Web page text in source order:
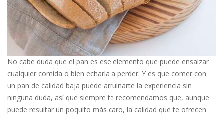
No cabe duda que el pan es ese elemento que puede ensalzar
cualquier comida o bien echarla a perder. Y es que comer con
un pan de calidad baja puede arruinarte la experiencia sin
ninguna duda, así que siempre te recomendamos que, aunque
puede resultar un poquito más caro, la calidad que te ofrecen